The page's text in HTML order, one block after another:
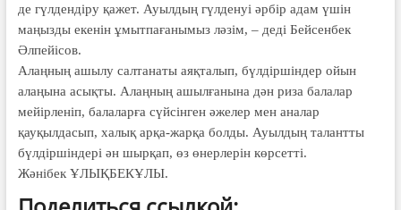
де гүлдендіру қажет. Ауылдың гүлденуі әрбір адам үшін
маңызды екенін ұмытпағанымыз ләзім, – деді Бейсенбек
Әлпейісов.
Алаңның ашылу салтанаты аяқ­талып, бүлдіршіндер ойын
алаңына асықты. Алаңның ашылғанына дән риза балалар
мейірленіп, балаларға сүйсінген әжелер мен аналар
қауқылдасып, халық арқа-жарқа болды. Ауылдың талантты
бүл­дір­шіндері ән шырқап, өз өнерлерін көрсетті.
Жәнібек ҰЛЫҚБЕКҰЛЫ.